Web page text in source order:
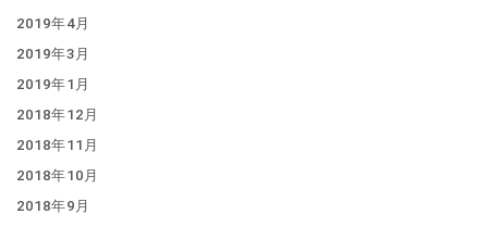
2019年4月
2019年3月
2019年1月
2018年12月
2018年11月
2018年10月
2018年9月